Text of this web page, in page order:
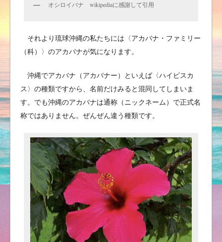
オシロイバナ wikipediaに感謝して引用
それより琉球沖縄の私たちには〈アカバナ・ファミリー
（科）〉のアカバナが気になります。
沖縄でアカバナ（アカバナー）といえば〈ハイビスカ
ス〉の種類ですから、名前だけみると混同してしまいま
す。でも沖縄のアカバナは通称（ニックネーム）で正式名
称ではありません。ぜんぜん違う種類です。